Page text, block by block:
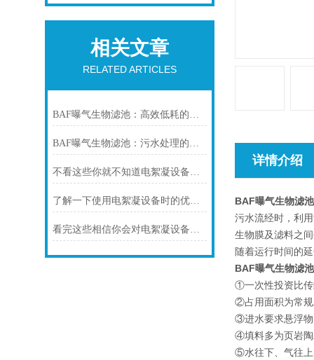
相关文章
RELATED ARTICLES
BAF曝气生物滤池：高效低耗的污水深度处理技术
BAF曝气生物滤池：污水处理的创新之选
不看这些你就不知道电絮凝设备还有这么多优点
了解一下使用电絮凝设备时的优点及注意事项吧
看完这些相信你会对电絮凝设备有更多的了解
详情介绍
BAF曝气生物滤池
污水流经时，利
生物膜及滤料之
随着运行时间的
BAF曝气生物滤池
①一次性投资比
②占用面积为常
③进水要求悬浮物
④填料多为页岩
⑤水往下、气往